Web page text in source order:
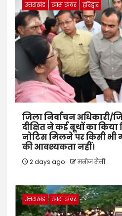
उत्तराखंड खास खबर हरिद्वार
जिला निर्वाचन अधिकारी/
दीक्षित ने कई बूथों का किया
नोटिस मिलने पर किसी भी
की आवश्यकता नहीं।
2 days ago मनोज सैनी
उत्तराखंड खास खबर